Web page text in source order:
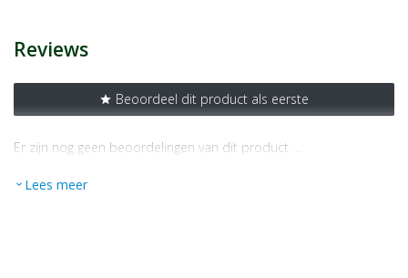
Reviews
star Beoordeel dit product als eerste
Er zijn nog geen beoordelingen van dit product …
expand_more Lees meer